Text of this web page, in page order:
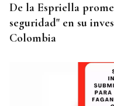
De la Espriella
seguridad" en su
Colombia